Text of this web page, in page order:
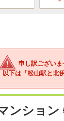
申し訳ござい
以下は「松山駅と北
ンション